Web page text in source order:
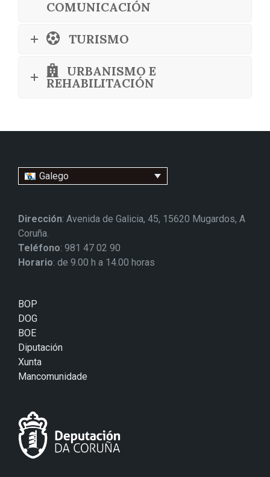
COMUNICACIÓN
TURISMO
URBANISMO E
REHABILITACIÓN
Galego
Dirección: Avenida de Galicia, 45, 15620 Mugardos, A
Coruña.
Teléfono: 981 47 02 90
Horario: de 9.00 h a 14.00 horas
BOP
DOG
BOE
Diputación
Xunta
Mancomunidade